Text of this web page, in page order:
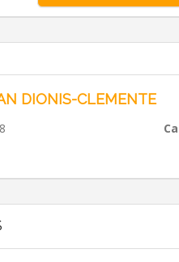
DIONIS-CLEMENTE